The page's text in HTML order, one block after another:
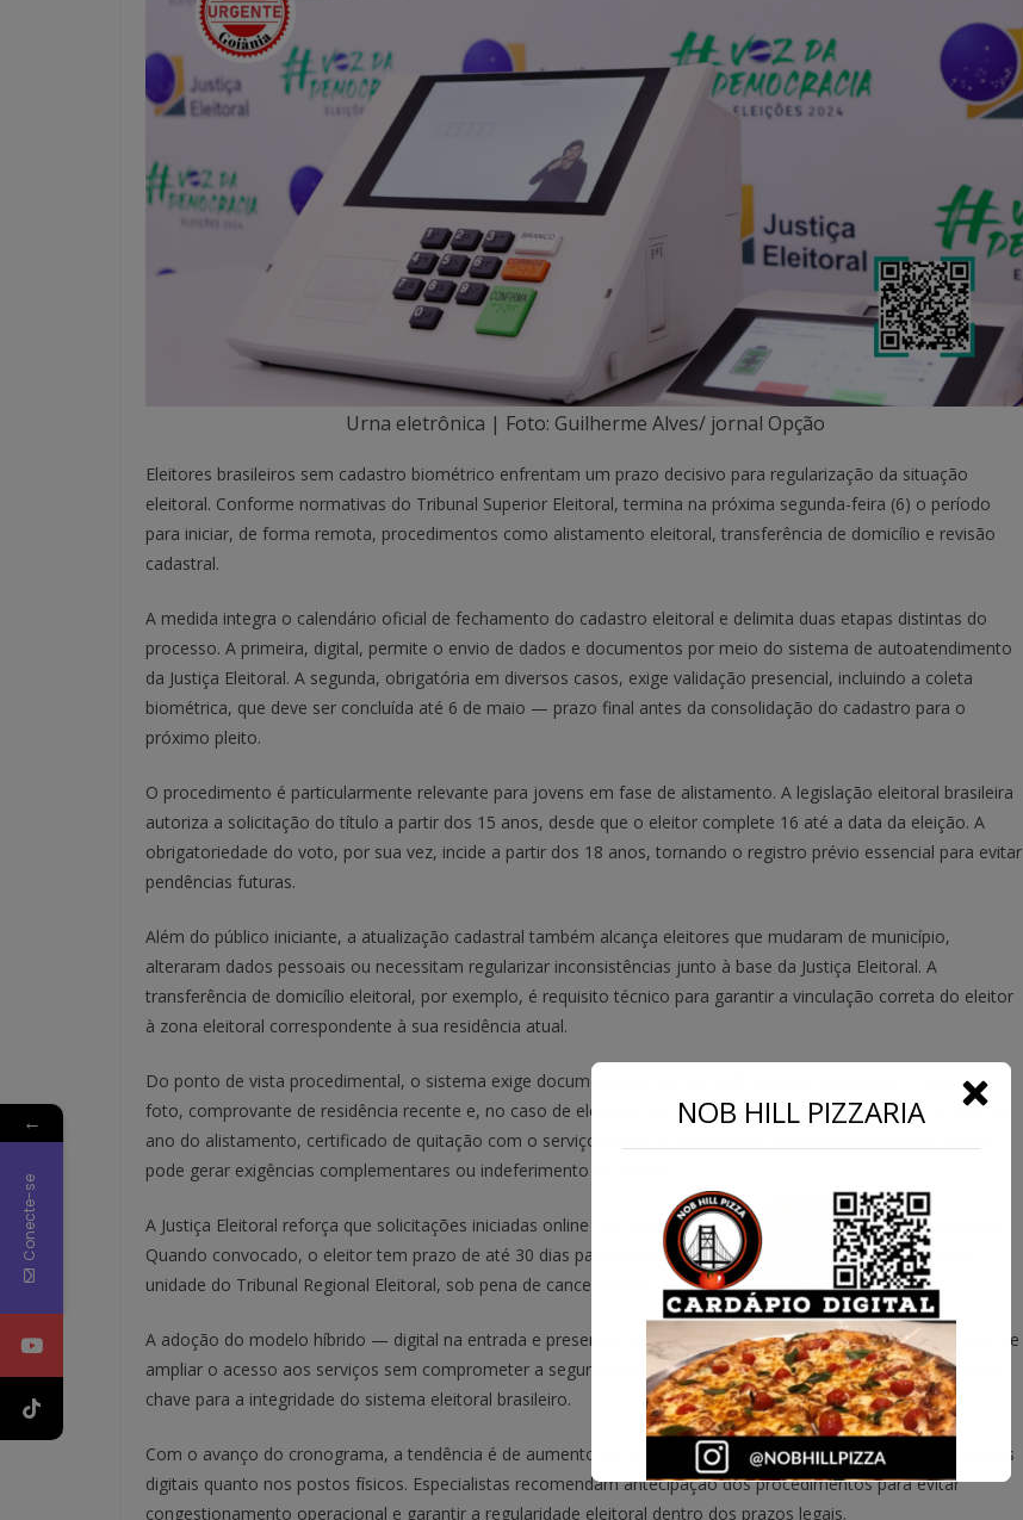
Urna eletrônica | Foto: Guilherme Alves/ jornal Opção
Eleitores brasileiros sem cadastro biométrico enfrentam um prazo decisivo para regularização da situação
eleitoral. Conforme normativas do Tribunal Superior Eleitoral, termina na próxima segunda-feira (6) o período
para iniciar, de forma remota, procedimentos como alistamento eleitoral, transferência de domicílio e revisão
cadastral.
A medida integra o calendário oficial de fechamento do cadastro eleitoral e delimita duas etapas distintas do
processo. A primeira, digital, permite o envio de dados e documentos por meio do sistema de autoatendimento
da Justiça Eleitoral. A segunda, obrigatória em diversos casos, exige validação presencial, incluindo a coleta
biométrica, que deve ser concluída até 6 de maio — prazo final antes da consolidação do cadastro para o
próximo pleito.
O procedimento é particularmente relevante para jovens em fase de alistamento. A legislação eleitoral brasileira
autoriza a solicitação do título a partir dos 15 anos, desde que o eleitor complete 16 até a data da eleição. A
obrigatoriedade do voto, por sua vez, incide a partir dos 18 anos, tornando o registro prévio essencial para evitar
pendências futuras.
Além do público iniciante, a atualização cadastral também alcança eleitores que mudaram de município,
alteraram dados pessoais ou necessitam regularizar inconsistências junto à base da Justiça Eleitoral. A
transferência de domicílio eleitoral, por exemplo, é requisito técnico para garantir a vinculação correta do eleitor
à zona eleitoral correspondente à sua residência atual.
Do ponto de vista procedimental, o sistema exige documentação básica padronizada: documento oficial com
foto, comprovante de residência recente e, no caso de eleitores do sexo masculino que completam 19 anos no
ano do alistamento, certificado de quitação com o serviço militar. A ausência ou inconsistência desses dados
pode gerar exigências complementares ou indeferimento do pedido.
A Justiça Eleitoral reforça que solicitações iniciadas online não dispensam eventual comparecimento presencial.
Quando convocado, o eleitor tem prazo de até 30 dias para concluir a etapa física em cartório eleitoral ou
unidade do Tribunal Regional Eleitoral, sob pena de cancelamento do requerimento.
A adoção do modelo híbrido — digital na entrada e presencial na validação — reflete a estratégia institucional de
ampliar o acesso aos serviços sem comprometer a segurança do cadastro biométrico, considerado elemento-
chave para a integridade do sistema eleitoral brasileiro.
Com o avanço do cronograma, a tendência é de aumento na demanda por atendimento, tanto nas plataformas
digitais quanto nos postos físicos. Especialistas recomendam antecipação dos procedimentos para evitar
congestionamento operacional e garantir a regularidade eleitoral dentro dos prazos legais.
←
Conecte-se
NOB HILL PIZZARIA